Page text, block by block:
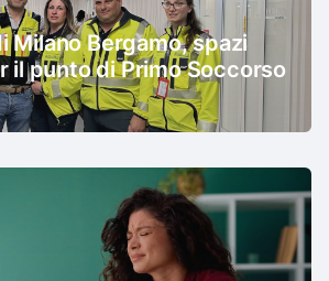
Milano Bergamo, spazi
il punto di Primo Soccorso